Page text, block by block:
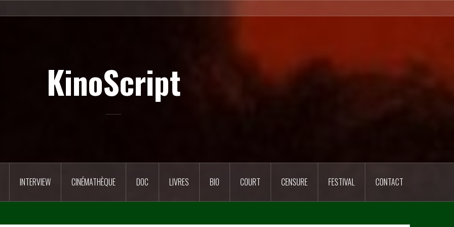
KinoScript
INTERVIEW CINÉMATHÈQUE DOC LIVRES BIO COURT CENSURE FESTIVAL CONTACT